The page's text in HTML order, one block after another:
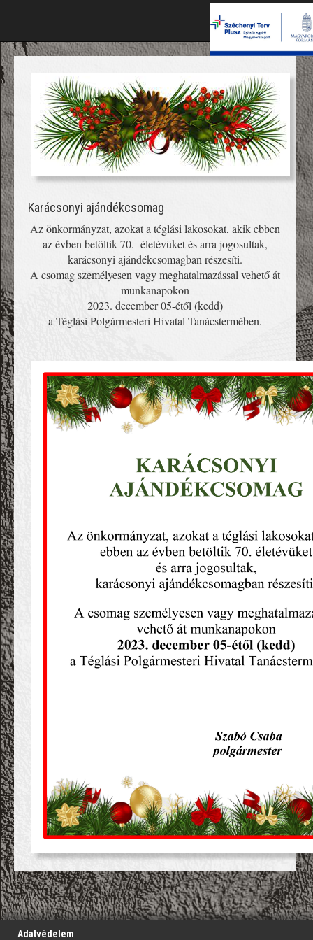
Karácsonyi ajándékcsomag
Az önkormányzat, azokat a téglási lakosokat, akik ebben
az évben betöltik 70. életévüket és arra jogosultak,
karácsonyi ajándékcsomagban részesíti.
A csomag személyesen vagy meghatalmazással vehető át
munkanapokon
2023. december 05-étől (kedd)
a Téglási Polgármesteri Hivatal Tanácstermében.
';
Adatvédelem